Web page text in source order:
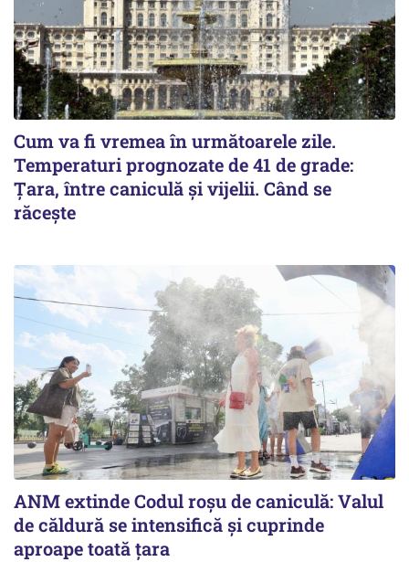
Cum va fi vremea în următoarele zile.
Temperaturi prognozate de 41 de grade:
Țara, între caniculă și vijelii. Când se
răcește
ANM extinde Codul roșu de caniculă: Valul
de căldură se intensifică și cuprinde
aproape toată țara